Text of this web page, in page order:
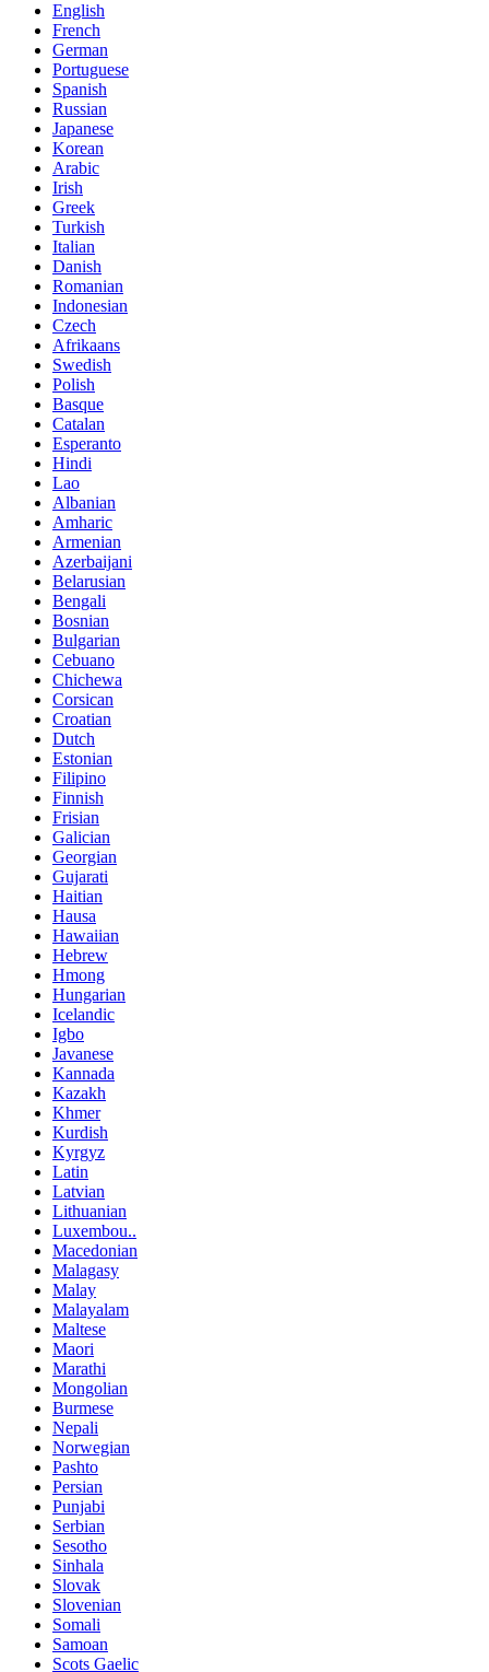
English
French
German
Portuguese
Spanish
Russian
Japanese
Korean
Arabic
Irish
Greek
Turkish
Italian
Danish
Romanian
Indonesian
Czech
Afrikaans
Swedish
Polish
Basque
Catalan
Esperanto
Hindi
Lao
Albanian
Amharic
Armenian
Azerbaijani
Belarusian
Bengali
Bosnian
Bulgarian
Cebuano
Chichewa
Corsican
Croatian
Dutch
Estonian
Filipino
Finnish
Frisian
Galician
Georgian
Gujarati
Haitian
Hausa
Hawaiian
Hebrew
Hmong
Hungarian
Icelandic
Igbo
Javanese
Kannada
Kazakh
Khmer
Kurdish
Kyrgyz
Latin
Latvian
Lithuanian
Luxembou..
Macedonian
Malagasy
Malay
Malayalam
Maltese
Maori
Marathi
Mongolian
Burmese
Nepali
Norwegian
Pashto
Persian
Punjabi
Serbian
Sesotho
Sinhala
Slovak
Slovenian
Somali
Samoan
Scots Gaelic